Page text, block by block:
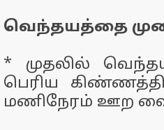
வெந்தயத்தை
* முதலில்
பெரிய
மணிநேரம் ஊற